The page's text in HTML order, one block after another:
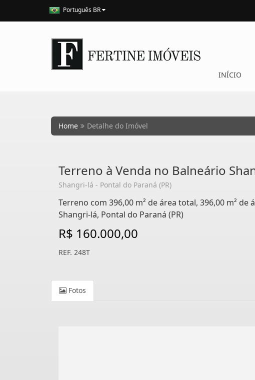
Português BR
INÍCIO
Home Detalhe do Imóvel
Terreno à Venda no Balneário
Shangri-lá - Pontal do Paraná (PR)
Terreno com 396,00 m² de área total, 396,00 m²
Shangri-lá, Pontal do Paraná (PR)
R$ 160.000,00
REF. 248T
Fotos